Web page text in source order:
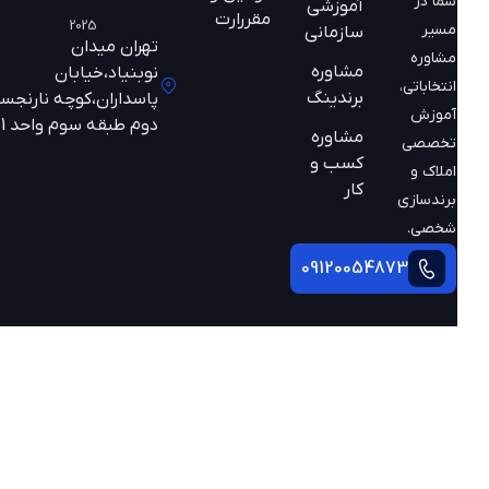
مسیر
مشاوره
انتخاباتی،
آموزش
تخصصی
املاک و
برندسازی
شخصی.
09120054873
آموزشی
سازمانی
مشاوره
برندینگ
مشاوره
کسب و
مقررارت
تهران میدان
نوبنیاد،خیابان
پاسداران،کوچه نارنجستان
دوم طبقه سوم واحد 301